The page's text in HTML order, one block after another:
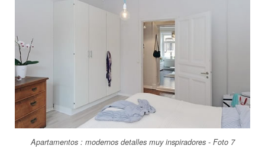
Apartamentos : modernos detalles muy inspiradores - Foto 7